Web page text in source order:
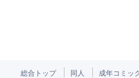
総合トップ 同人 成年コミッ